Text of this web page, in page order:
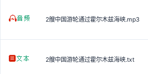
2艘中国游轮通过霍尔木兹海峡.mp3
2艘中国游轮通过霍尔木兹海峡.txt